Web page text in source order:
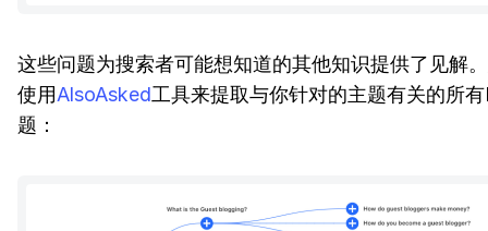
这些问题为搜索者可能想知道的其他知识提供了见解
使用AlsoAsked工具来提取与你针对的主题有关的所
题：